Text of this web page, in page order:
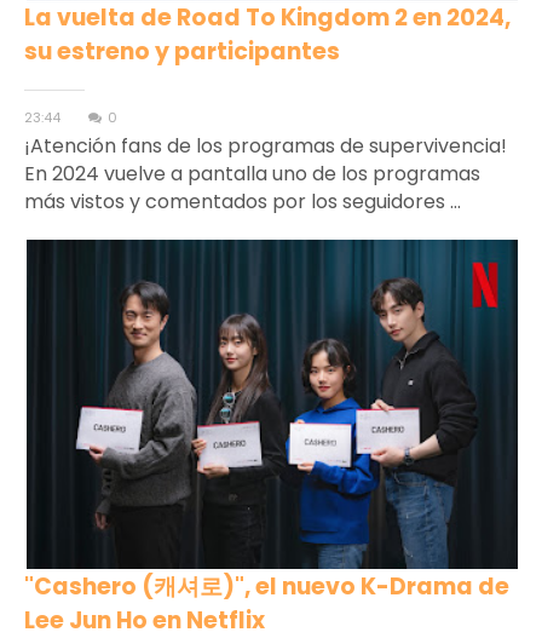
La vuelta de Road To Kingdom 2 en 2024,
su estreno y participantes
23:44 0
¡Atención fans de los programas de supervivencia!
En 2024 vuelve a pantalla uno de los programas
más vistos y comentados por los seguidores ...
"Cashero (캐셔로)", el nuevo K-Drama de
Lee Jun Ho en Netflix